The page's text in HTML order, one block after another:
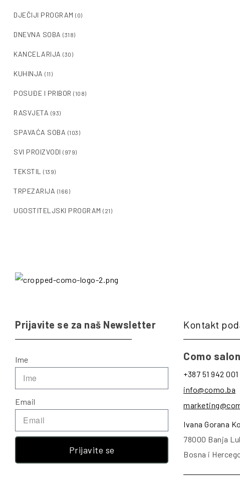
DJEČIJI PROGRAM (0)
DNEVNA SOBA (318)
KANCELARIJA (30)
KUHINJA (11)
POSUĐE I PRIBOR (108)
RASVJETA (93)
SPAVAĆA SOBA (103)
SVI PROIZVODI (979)
TEKSTIL (139)
TRPEZARIJA (166)
UGOSTITELJSKI PROGRAM (21)
Prijavite se za naš Newsletter
Ime
Email
Prijavite se
Kontakt
Como salon
+387 51 942 001
info@como.ba
Ivana Gorana
78000 Banja
Bosna i